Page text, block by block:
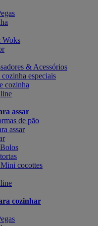
Woks
& Acessórios
especiais
cozinha
assar
de pão
assar
cocottes
cozinhar